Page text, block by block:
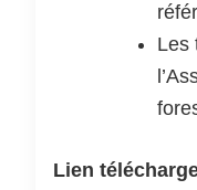
Les
Lien